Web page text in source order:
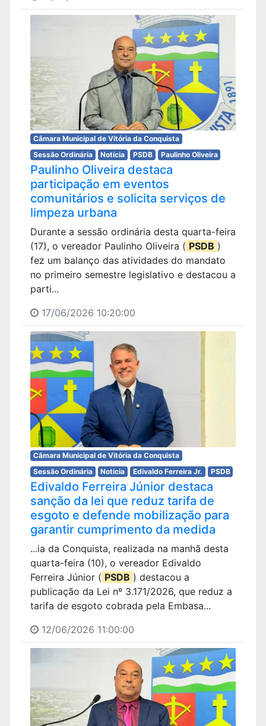
Câmara Municipal de Vitória da Conquista
Sessão Ordinária
Notícia PSDB Paulinho Oliveira
Paulinho Oliveira destaca
participação em eventos
comunitários e solicita serviços de
limpeza urbana
Durante a sessão ordinária desta quarta-feira
(17), o vereador Paulinho Oliveira ( PSDB )
fez um balanço das atividades do mandato
no primeiro semestre legislativo e destacou a
parti...
17/06/2026 10:20:00
Câmara Municipal de Vitória da Conquista
Sessão Ordinária
Notícia Edivaldo Ferreira Jr. PSDB
Edivaldo Ferreira Júnior destaca
sanção da lei que reduz tarifa de
esgoto e defende mobilização para
garantir cumprimento da medida
...ia da Conquista, realizada na manhã desta
quarta-feira (10), o vereador Edivaldo
Ferreira Júnior ( PSDB ) destacou a
publicação da Lei nº 3.171/2026, que reduz a
tarifa de esgoto cobrada pela Embasa...
12/06/2026 11:00:00